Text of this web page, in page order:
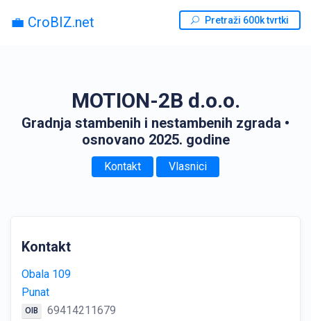
💼 CroBIZ.net Pretraži 600k tvrtki
MOTION-2B d.o.o.
Gradnja stambenih i nestambenih zgrada •
osnovano 2025. godine
Kontakt Vlasnici
Kontakt
Obala 109
Punat
OIB 69414211679